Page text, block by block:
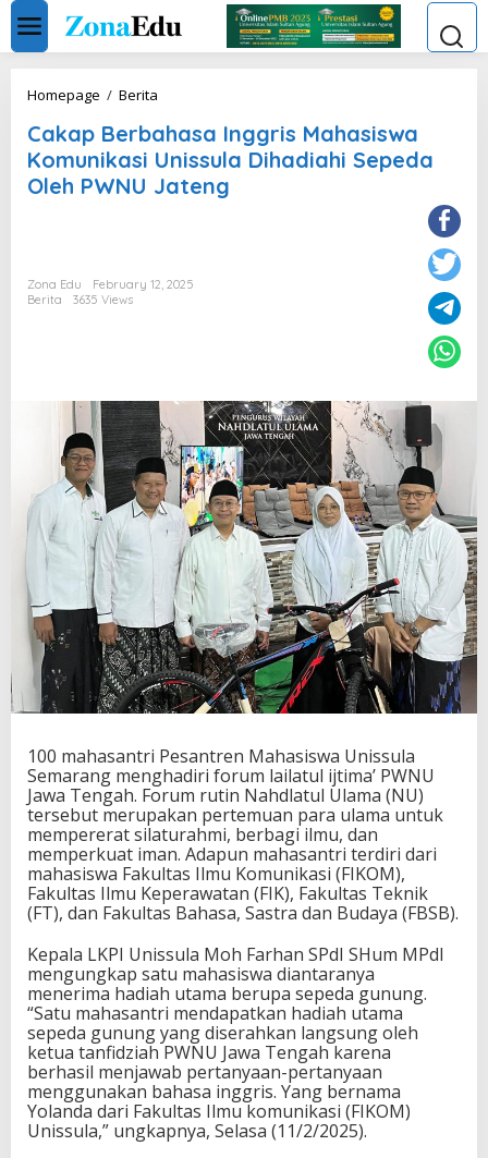
Skip
content
Homepage / Berita
Inggris
Mahasiswa
Komunikasi
Unissula
Jateng
Cakap Berbahasa Inggris Mahasiswa
Komunikasi Unissula Dihadiahi Sepeda
Oleh PWNU Jateng
Zona Edu
February 12, 2025
Berita
3635 Views
100 mahasantri Pesantren Mahasiswa Unissula
Semarang menghadiri forum lailatul ijtima’ PWNU
Jawa Tengah. Forum rutin Nahdlatul Ulama (NU)
tersebut merupakan pertemuan para ulama untuk
mempererat silaturahmi, berbagi ilmu, dan
memperkuat iman. Adapun mahasantri terdiri dari
mahasiswa Fakultas Ilmu Komunikasi (FIKOM),
Fakultas Ilmu Keperawatan (FIK), Fakultas Teknik
(FT), dan Fakultas Bahasa, Sastra dan Budaya (FBSB).
Kepala LKPI Unissula Moh Farhan SPdI SHum MPdI
mengungkap satu mahasiswa diantaranya
menerima hadiah utama berupa sepeda gunung.
“Satu mahasantri mendapatkan hadiah utama
sepeda gunung yang diserahkan langsung oleh
ketua tanfidziah PWNU Jawa Tengah karena
berhasil menjawab pertanyaan-pertanyaan
menggunakan bahasa inggris. Yang bernama
Yolanda dari Fakultas Ilmu komunikasi (FIKOM)
Unissula,” ungkapnya, Selasa (11/2/2025).